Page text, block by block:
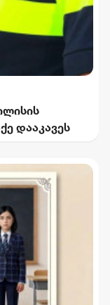
დააკავეს